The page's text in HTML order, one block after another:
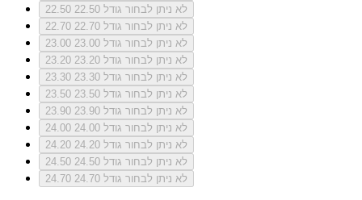
22.50
לא ניתן לבחור גודל 22.50
22.70
לא ניתן לבחור גודל 22.70
23.00
לא ניתן לבחור גודל 23.00
23.20
לא ניתן לבחור גודל 23.20
23.30
לא ניתן לבחור גודל 23.30
23.50
לא ניתן לבחור גודל 23.50
23.90
לא ניתן לבחור גודל 23.90
24.00
לא ניתן לבחור גודל 24.00
24.20
לא ניתן לבחור גודל 24.20
24.50
לא ניתן לבחור גודל 24.50
24.70
לא ניתן לבחור גודל 24.70